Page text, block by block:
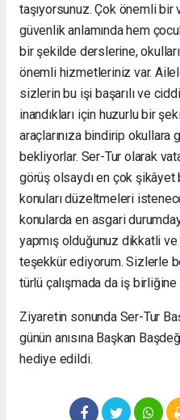
taşıyorsunuz. Çok önemli bir
güvenlik anlamında hem
bir şekilde derslerine,
önemli hizmetleriniz var.
sizlerin bu işi başarılı ve
inandıkları için huzurlu bir
araçlarınıza bindirip
bekliyorlar. Ser-Tur olarak
görüş olsaydı en çok
konuları düzeltmeleri
konularda en asgari
yapmış olduğunuz dikkatli
teşekkür ediyorum. Sizlerle
türlü çalışmada da iş birliğine
Ziyaretin sonunda Ser-Tur
günün anısına Başkan
hediye edildi.